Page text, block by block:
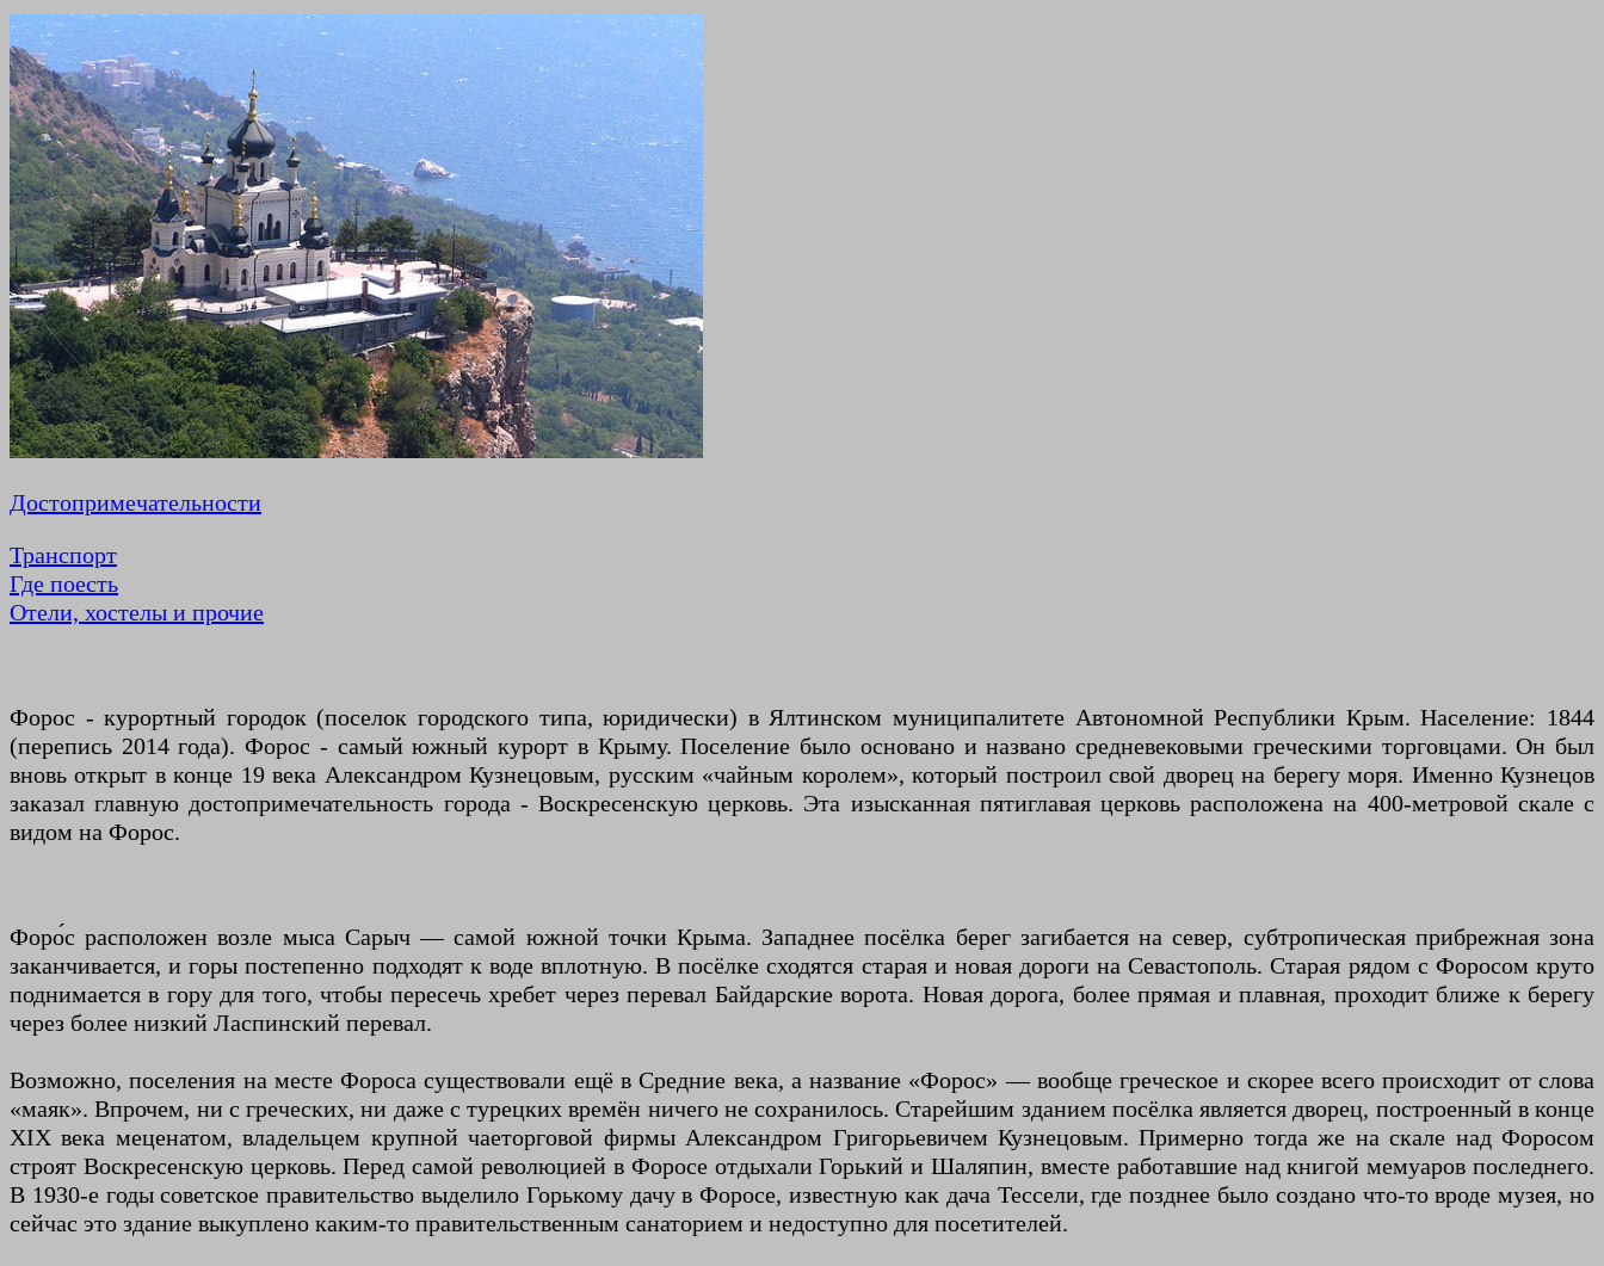
Достопримечательности
Транспорт
Где поесть
Отели, хостелы и прочие
Форос - курортный городок (поселок городского типа, юридически) в Ялтинском муниципалитете Автономной Республики Крым. Население: 1844
(перепись 2014 года). Форос - самый южный курорт в Крыму. Поселение было основано и названо средневековыми греческими торговцами. Он был
вновь открыт в конце 19 века Александром Кузнецовым, русским «чайным королем», который построил свой дворец на берегу моря. Именно Кузнецов
заказал главную достопримечательность города - Воскресенскую церковь. Эта изысканная пятиглавая церковь расположена на 400-метровой скале с
видом на Форос.
Форо́с расположен возле мыса Сарыч — самой южной точки Крыма. Западнее посёлка берег загибается на север, субтропическая прибрежная зона
заканчивается, и горы постепенно подходят к воде вплотную. В посёлке сходятся старая и новая дороги на Севастополь. Старая рядом с Форосом круто
поднимается в гору для того, чтобы пересечь хребет через перевал Байдарские ворота. Новая дорога, более прямая и плавная, проходит ближе к берегу
через более низкий Ласпинский перевал.
Возможно, поселения на месте Фороса существовали ещё в Средние века, а название «Форос» — вообще греческое и скорее всего происходит от слова
«маяк». Впрочем, ни с греческих, ни даже с турецких времён ничего не сохранилось. Старейшим зданием посёлка является дворец, построенный в конце
XIX века меценатом, владельцем крупной чаеторговой фирмы Александром Григорьевичем Кузнецовым. Примерно тогда же на скале над Форосом
строят Воскресенскую церковь. Перед самой революцией в Форосе отдыхали Горький и Шаляпин, вместе работавшие над книгой мемуаров последнего.
В 1930-е годы советское правительство выделило Горькому дачу в Форосе, известную как дача Тессели, где позднее было создано что-то вроде музея, но
сейчас это здание выкуплено каким-то правительственным санаторием и недоступно для посетителей.